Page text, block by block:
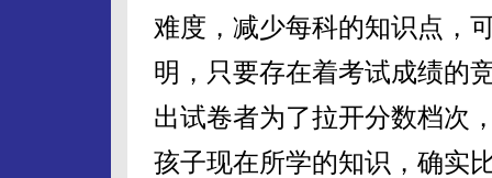
难度，减少每科的知识点，
明，只要存在着考试成绩的
出试卷者为了拉开分数档次
孩子现在所学的知识，确实